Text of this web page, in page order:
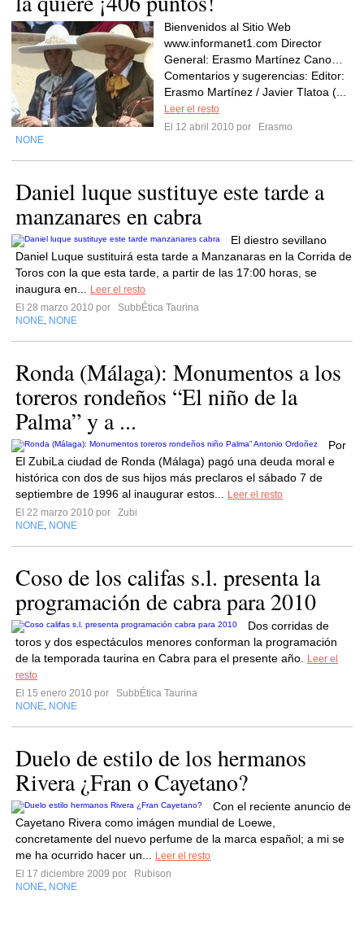
Bienvenidos al Sitio Web
www.informanet1.com Director
General: Erasmo Martínez Cano…
Comentarios y sugerencias: Editor:
Erasmo Martínez / Javier Tlatoa (...
Leer el resto
El 12 abril 2010 por
Erasmo
NONE
Daniel luque sustituye este tarde a
manzanares en cabra
El diestro sevillano
Daniel Luque sustituirá esta tarde a Manzanaras en la Corrida de
Toros con la que esta tarde, a partir de las 17:00 horas, se
inaugura en...
Leer el resto
El 28 marzo 2010 por
SubbÉtica Taurina
NONE NONE
Ronda (Málaga): Monumentos a los
toreros rondeños “El niño de la
Palma” y a ...
Por
El ZubiLa ciudad de Ronda (Málaga) pagó una deuda moral e
histórica con dos de sus hijos más preclaros el sábado 7 de
septiembre de 1996 al inaugurar estos...
Leer el resto
El 22 marzo 2010 por
Zubi
NONE NONE
Coso de los califas s.l. presenta la
programación de cabra para 2010
Dos corridas de
toros y dos espectáculos menores conforman la programación
de la temporada taurina en Cabra para el presente año.
Leer el
resto
El 15 enero 2010 por
SubbÉtica Taurina
NONE NONE
Duelo de estilo de los hermanos
Rivera ¿Fran o Cayetano?
Con el reciente anuncio de
Cayetano Rivera como imágen mundial de Loewe,
concretamente del nuevo perfume de la marca español; a mi se
me ha ocurrido hacer un...
Leer el resto
El 17 diciembre 2009 por
Rubison
NONE NONE